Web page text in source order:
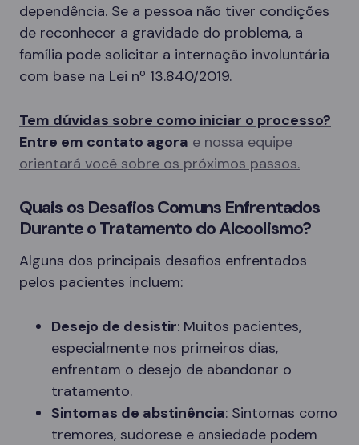
dependência. Se a pessoa não tiver condições
de reconhecer a gravidade do problema, a
família pode solicitar a internação involuntária
com base na Lei nº 13.840/2019.
Tem dúvidas sobre como iniciar o processo?
Entre em contato agora e nossa equipe
orientará você sobre os próximos passos.
Quais os Desafios Comuns Enfrentados
Durante o Tratamento do Alcoolismo?
Alguns dos principais desafios enfrentados
pelos pacientes incluem:
Desejo de desistir: Muitos pacientes,
especialmente nos primeiros dias,
enfrentam o desejo de abandonar o
tratamento.
Sintomas de abstinência: Sintomas como
tremores, sudorese e ansiedade podem